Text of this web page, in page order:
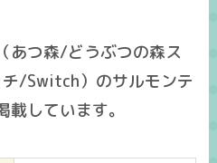
あつ森/どうぶつの森ス
/Switch）のサルモンテ
しています。